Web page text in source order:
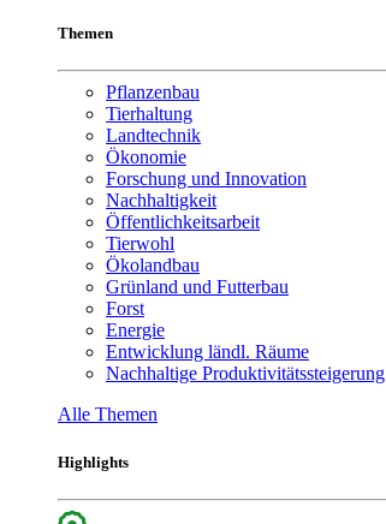
Themen
Pflanzenbau
Tierhaltung
Landtechnik
Ökonomie
Forschung und Innovation
Nachhaltigkeit
Öffentlichkeitsarbeit
Tierwohl
Ökolandbau
Grünland und Futterbau
Forst
Energie
Entwicklung ländl. Räume
Nachhaltige Produktivitätssteigerung
Alle Themen
Highlights